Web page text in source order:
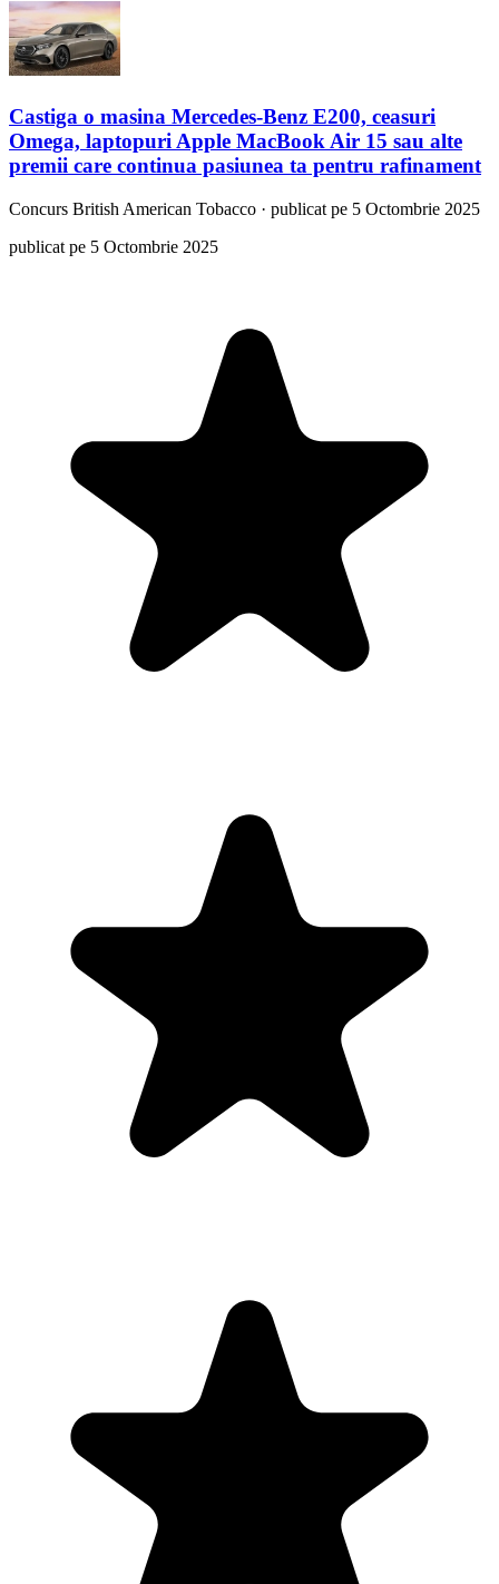
Castiga o masina Mercedes-Benz E200, ceasuri
Omega, laptopuri Apple MacBook Air 15 sau alte
premii care continua pasiunea ta pentru rafinament
Concurs British American Tobacco · publicat pe 5 Octombrie 2025
publicat pe 5 Octombrie 2025